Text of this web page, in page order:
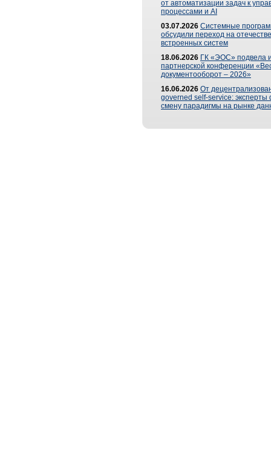
от автоматизации задач к
процессами и AI
03.07.2026 Системные
обсудили переход на
встроенных систем
18.06.2026 ГК «ЭОС» подвела
партнерской конференции
документооборот – 2026»
16.06.2026 От
governed self-service: эксперты
смену парадигмы на рынке